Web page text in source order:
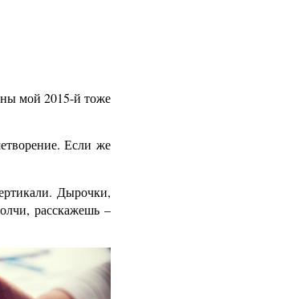
мой 2015-й тоже
Если же
Дырочки,
расскажешь –